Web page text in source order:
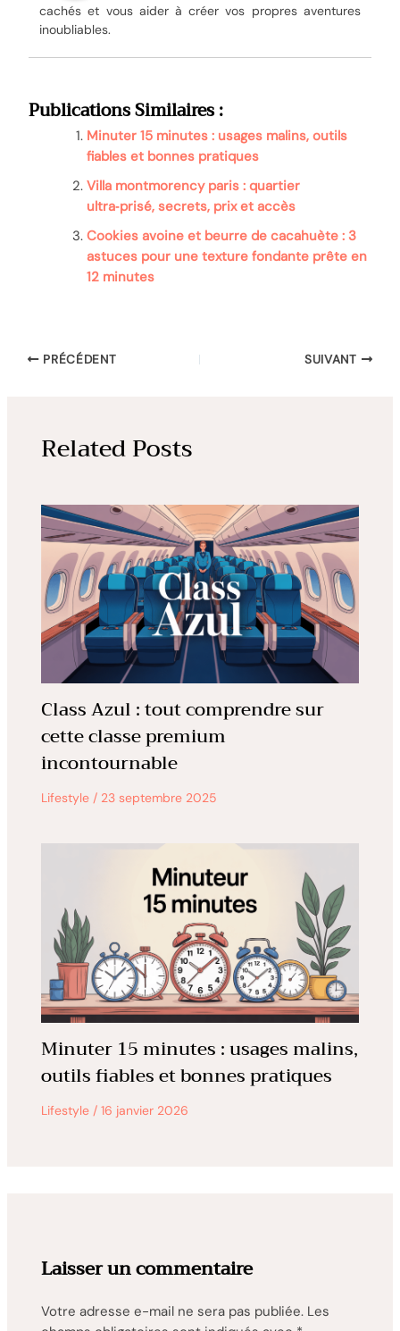
cachés et vous aider à créer vos propres aventures
inoubliables.
Publications Similaires :
Minuter 15 minutes : usages malins, outils
fiables et bonnes pratiques
Villa montmorency paris : quartier
ultra‑prisé, secrets, prix et accès
Cookies avoine et beurre de cacahuète : 3
astuces pour une texture fondante prête en
12 minutes
PRÉCÉDENT SUIVANT
Related Posts
Class Azul : tout comprendre sur
cette classe premium
incontournable
Lifestyle/ 23 septembre 2025
Minuter 15 minutes : usages malins,
outils fiables et bonnes pratiques
Lifestyle/ 16 janvier 2026
Laisser un commentaire
Votre adresse e-mail ne sera pas publiée. Les